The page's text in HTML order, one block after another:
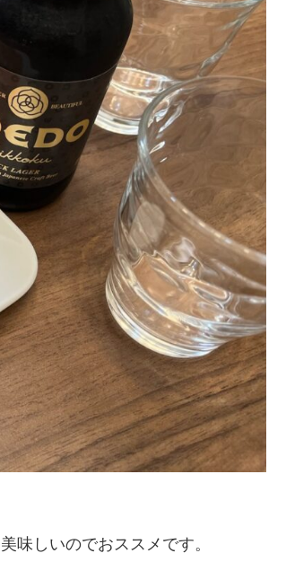
味しいのでおススメです。